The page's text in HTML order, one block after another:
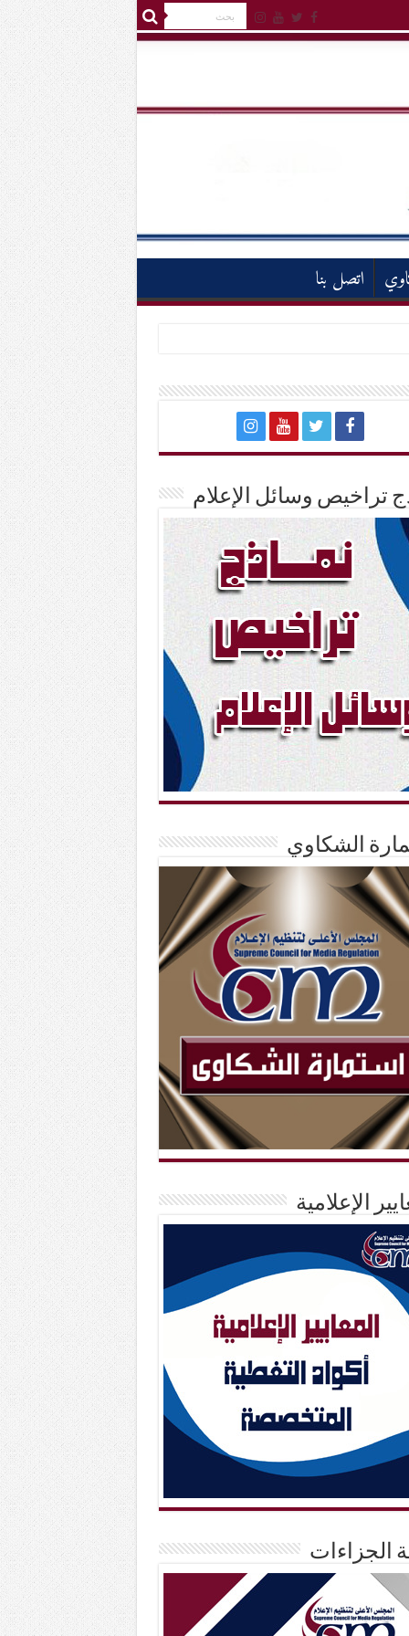
اتصل بنا
تراخيص وسائل الإعلام
الشكاوي
الإعلامية
الجزاءات